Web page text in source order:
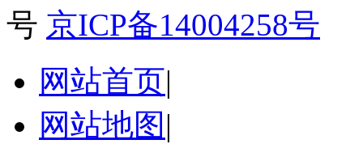
号 京ICP备14004258号
网站首页|
网站地图 |